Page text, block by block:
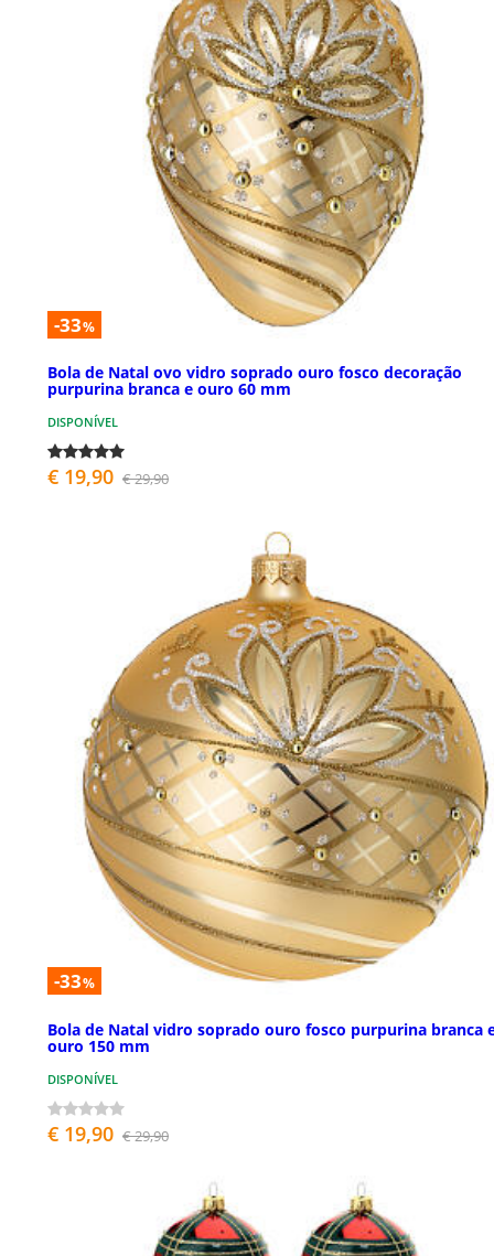
-33%
Bola de Natal ovo vidro soprado ouro fosco decoração
purpurina branca e ouro 60 mm
DISPONÍVEL
€ 19,90 € 29,90
-33%
Bola de Natal vidro soprado ouro fosco purpurina branca
ouro 150 mm
DISPONÍVEL
€ 19,90 € 29,90